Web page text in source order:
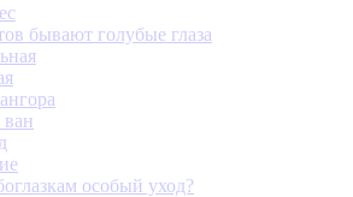
бывают голубые глаза
особый уход?